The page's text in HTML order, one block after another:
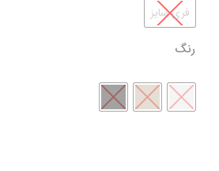
فری سایز
رنگ